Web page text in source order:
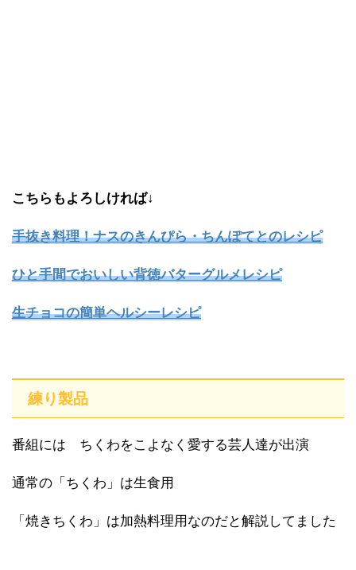
こちらもよろしければ↓
手抜き料理！ナスのきんぴら・ちんぽてとのレシピ
ひと手間でおいしい背徳バターグルメレシピ
生チョコの簡単ヘルシーレシピ
練り製品
番組には ちくわをこよなく愛する芸人達が出演
通常の「ちくわ」は生食用
「焼きちくわ」は加熱料理用なのだと解説してました